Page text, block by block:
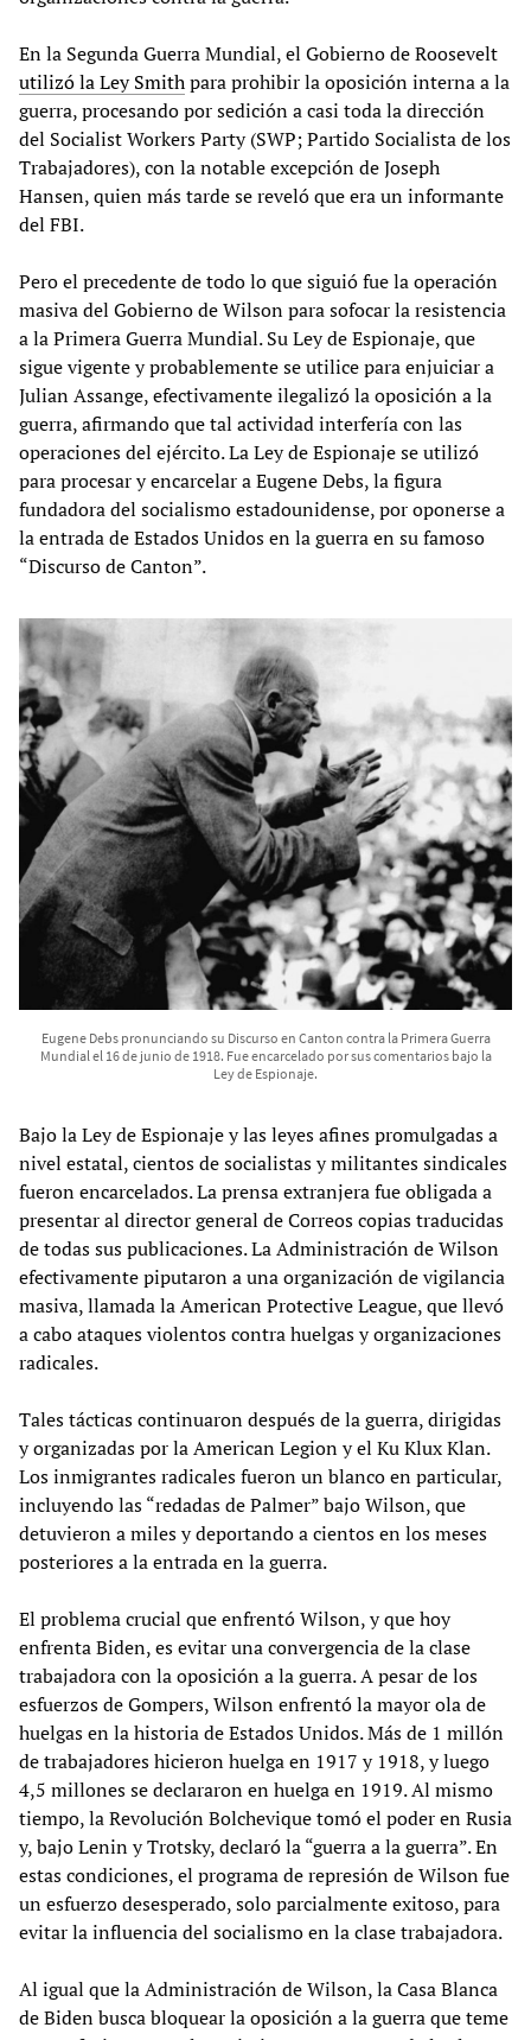
En la Segunda Guerra Mundial, el Gobierno de Roosevelt
utilizó la Ley Smithpara prohibir la oposición interna a la
guerra, procesando por sedición a casi toda la dirección
del Socialist Workers Party (SWP; Partido Socialista de los
Trabajadores), con la notable excepción de Joseph
Hansen, quien más tarde se reveló que era un informante
del FBI.
Pero el precedente de todo lo que siguió fue la operación
masiva del Gobierno de Wilson para sofocar la resistencia
a la Primera Guerra Mundial. Su Ley de Espionaje, que
sigue vigente y probablemente se utilice para enjuiciar a
Julian Assange, efectivamente ilegalizó la oposición a la
guerra, afirmando que tal actividad interfería con las
operaciones del ejército. La Ley de Espionaje se utilizó
para procesar y encarcelar a Eugene Debs, la figura
fundadora del socialismo estadounidense, por oponerse a
la entrada de Estados Unidos en la guerra en su famoso
“Discurso de Canton”.
Eugene Debs pronunciando su Discurso en Canton contra la Primera Guerra
Mundial el 16 de junio de 1918. Fue encarcelado por sus comentarios bajo la
Ley de Espionaje.
Bajo la Ley de Espionaje y las leyes afines promulgadas a
nivel estatal, cientos de socialistas y militantes sindicales
fueron encarcelados. La prensa extranjera fue obligada a
presentar al director general de Correos copias traducidas
de todas sus publicaciones. La Administración de Wilson
efectivamente piputaron a una organización de vigilancia
masiva, llamada la American Protective League, que llevó
a cabo ataques violentos contra huelgas y organizaciones
radicales.
Tales tácticas continuaron después de la guerra, dirigidas
y organizadas por la American Legion y el Ku Klux Klan.
Los inmigrantes radicales fueron un blanco en particular,
incluyendo las “redadas de Palmer” bajo Wilson, que
detuvieron a miles y deportando a cientos en los meses
posteriores a la entrada en la guerra.
El problema crucial que enfrentó Wilson, y que hoy
enfrenta Biden, es evitar una convergencia de la clase
trabajadora con la oposición a la guerra. A pesar de los
esfuerzos de Gompers, Wilson enfrentó la mayor ola de
huelgas en la historia de Estados Unidos. Más de 1 millón
de trabajadores hicieron huelga en 1917 y 1918, y luego
4,5 millones se declararon en huelga en 1919. Al mismo
tiempo, la Revolución Bolchevique tomó el poder en Rusia
y, bajo Lenin y Trotsky, declaró la “guerra a la guerra”. En
estas condiciones, el programa de represión de Wilson fue
un esfuerzo desesperado, solo parcialmente exitoso, para
evitar la influencia del socialismo en la clase trabajadora.
Al igual que la Administración de Wilson, la Casa Blanca
de Biden busca bloquear la oposición a la guerra que teme